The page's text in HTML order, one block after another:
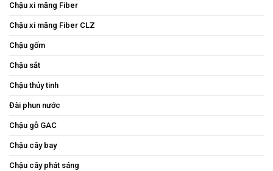
Chậu xi măng Fiber
Chậu xi măng Fiber CLZ
Chậu gốm
Chậu sắt
Chậu thủy tinh
Đài phun nước
Chậu gỗ GAC
Chậu cây bay
Chậu cây phát sáng